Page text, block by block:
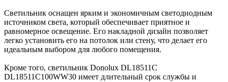
Светильник оснащен ярким и экономичным светодиодным
источником света, который обеспечивает приятное и
равномерное освещение. Его накладной дизайн позволяет
легко установить его на потолок или стену, что делает его
идеальным выбором для любого помещения.
Кроме того, светильник Donolux DL18511C
DL18511C100WW30 имеет длительный срок службы и